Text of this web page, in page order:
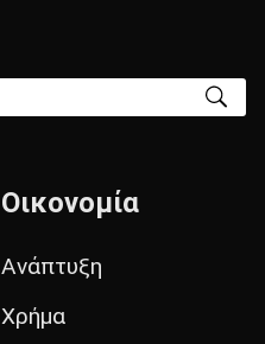
Οικονομία
Ανάπτυξη
Χρήμα